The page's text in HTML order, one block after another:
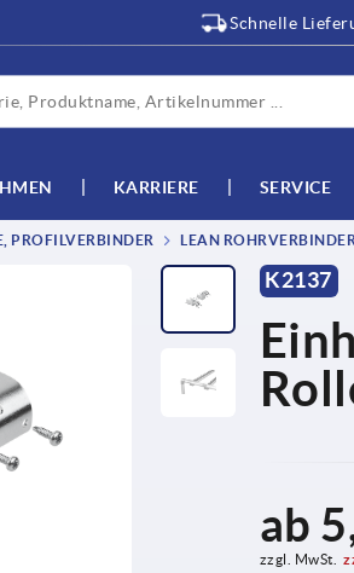
Schnelle
KARRIERE SERVICE
PROFILVERBINDER LEAN
K2137
ab
zzgl. MwSt.